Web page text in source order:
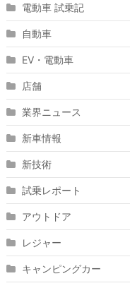
電動車 試乗記
自動車
EV・電動車
店舗
業界ニュース
新車情報
新技術
試乗レポート
アウトドア
レジャー
キャンピングカー